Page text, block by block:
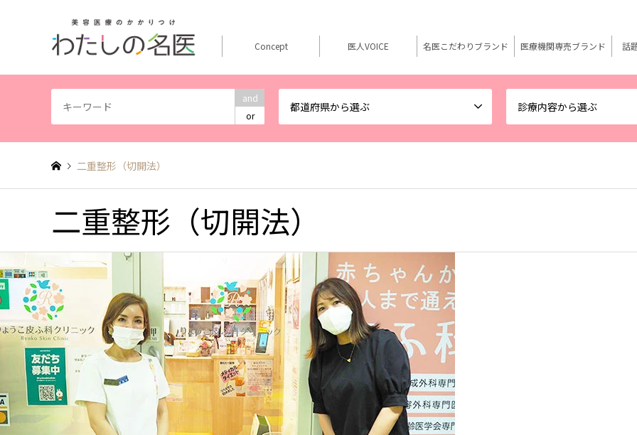
and
or
都道府県から選ぶ 診療内容から選ぶ
Concept 医人VOICE 名医こだわりブランド 医療機関専売ブランド 話
二重整形（切開法）
二重整形（切開法）